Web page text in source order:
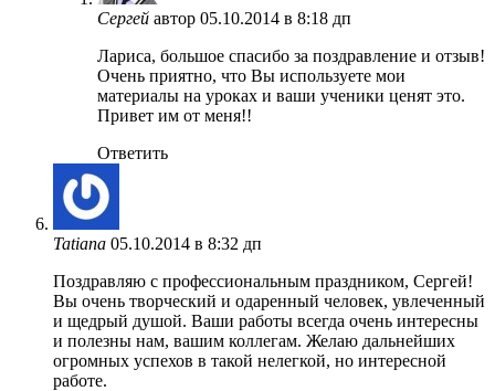
Сергей автор 05.10.2014 в 8:18 дп
Лариса, большое спасибо за поздравление и отзыв!
Очень приятно, что Вы используете мои
материалы на уроках и ваши ученики ценят это.
Привет им от меня!!
Ответить
Tatiana 05.10.2014 в 8:32 дп
Поздравляю с профессиональным праздником, Сергей!
Вы очень творческий и одаренный человек, увлеченный
и щедрый душой. Ваши работы всегда очень интересны
и полезны нам, вашим коллегам. Желаю дальнейших
огромных успехов в такой нелегкой, но интересной
работе.